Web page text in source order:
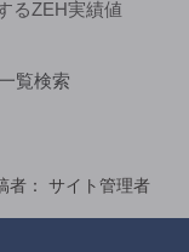
るZEH実績値
覧検索
者： サイト管理者